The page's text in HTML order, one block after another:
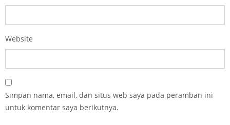
Website
Simpan nama, email, dan situs web saya pada peramban ini
untuk komentar saya berikutnya.